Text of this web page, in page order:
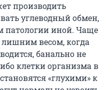
производить
углеводный обмен,
патологии иной. Чаще
лишним весом, когда
банально не
клетки организма в
«глухими» к